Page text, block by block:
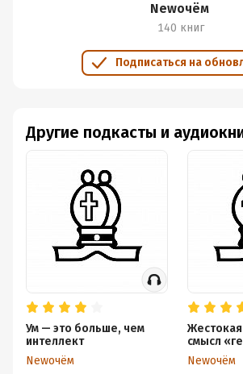
Newочём
140 книг
Подписаться на
Другие подкасты и
Ум — это больше, чем
интеллект
Newочём
смысл
Newочём